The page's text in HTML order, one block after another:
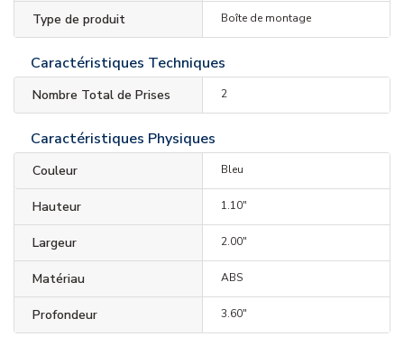
Type de produit Boîte de montage
Caractéristiques Techniques
Nombre Total de Prises 2
Caractéristiques Physiques
Couleur Bleu
Hauteur 1.10"
Largeur 2.00"
Matériau ABS
Profondeur 3.60"